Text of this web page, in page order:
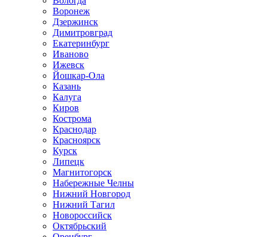
Воронеж
Дзержинск
Димитровград
Екатеринбург
Иваново
Ижевск
Йошкар-Ола
Казань
Калуга
Киров
Кострома
Краснодар
Красноярск
Курск
Липецк
Магнитогорск
Набережные Челны
Нижний Новгород
Нижний Тагил
Новороссийск
Октябрьский